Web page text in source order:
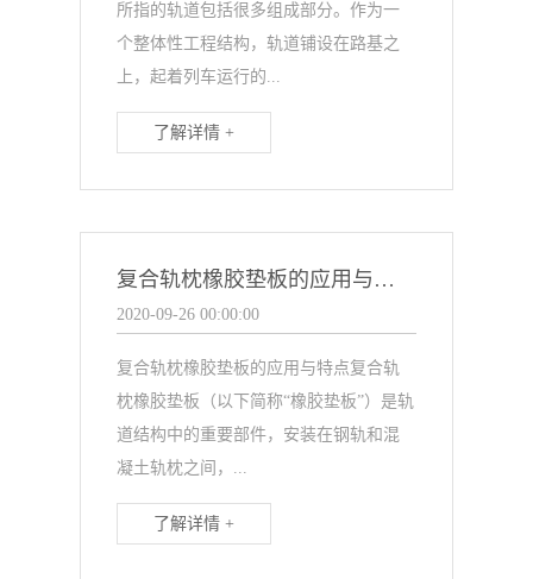
所指的轨道包括很多组成部分。作为一
个整体性工程结构，轨道铺设在路基之
上，起着列车运行的...
了解详情 +
复合轨枕橡胶垫板的应用与特点
2020-09-26 00:00:00
复合轨枕橡胶垫板的应用与特点复合轨
枕橡胶垫板（以下简称“橡胶垫板”）是轨
道结构中的重要部件，安装在钢轨和混
凝土轨枕之间，...
了解详情 +